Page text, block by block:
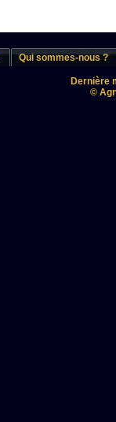
Qui sommes-nous ?
Dernière
©